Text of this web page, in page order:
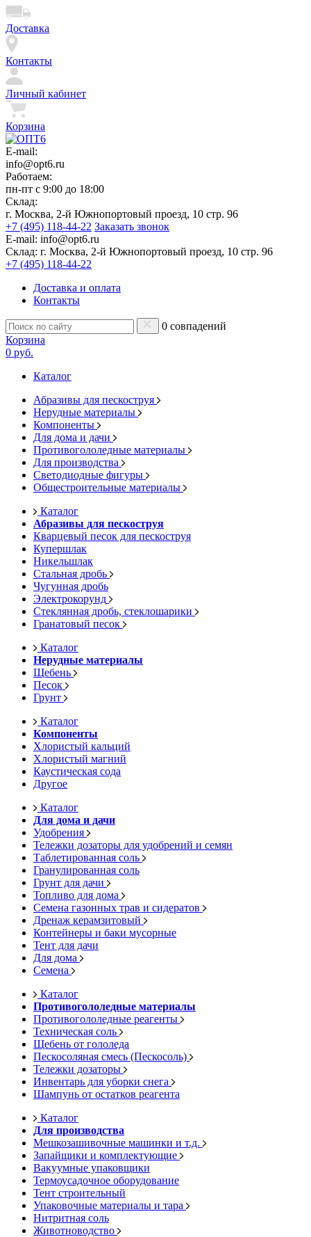
Доставка
Контакты
Личный кабинет
Корзина
E-mail:
info@opt6.ru
Работаем:
пн-пт с 9:00 до 18:00
Склад:
г. Москва, 2-й Южнопортовый проезд, 10 стр. 96
+7 (495) 118-44-22 Заказать звонок
E-mail: info@opt6.ru
Склад: г. Москва, 2-й Южнопортовый проезд, 10 стр. 96
+7 (495) 118-44-22
Доставка и оплата
Контакты
0 совпадений
Корзина
0 руб.
Каталог
Абразивы для пескоструя
Нерудные материалы
Компоненты
Для дома и дачи
Противогололедные материалы
Для производства
Светодиодные фигуры
Общестроительные материалы
Каталог
Абразивы для пескоструя
Кварцевый песок для пескоструя
Купершлак
Никельшлак
Стальная дробь
Чугунная дробь
Электрокорунд
Стеклянная дробь, стеклошарики
Гранатовый песок
Каталог
Нерудные материалы
Щебень
Песок
Грунт
Каталог
Компоненты
Хлористый кальций
Хлористый магний
Каустическая сода
Другое
Каталог
Для дома и дачи
Удобрения
Тележки дозаторы для удобрений и семян
Таблетированная соль
Гранулированная соль
Грунт для дачи
Топливо для дома
Семена газонных трав и сидератов
Дренаж керамзитовый
Контейнеры и баки мусорные
Тент для дачи
Для дома
Семена
Каталог
Противогололедные материалы
Противогололедные реагенты
Техническая соль
Щебень от гололеда
Пескосоляная смесь (Пескосоль)
Тележки дозаторы
Инвентарь для уборки снега
Шампунь от остатков реагента
Каталог
Для производства
Мешкозашивочные машинки и т.д.
Запайщики и комплектующие
Вакуумные упаковщики
Термоусадочное оборудование
Тент строительный
Упаковочные материалы и тара
Нитритная соль
Животноводство